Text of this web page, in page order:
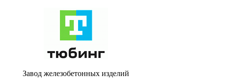
Завод железобетонных изделий